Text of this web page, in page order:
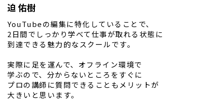
迫 佑樹
YouTubeの編集に特化していることで、
2日間でしっかり学べて仕事が取れる状態に
到達できる魅力的なスクールです。
実際に足を運んで、オフライン環境で
学ぶので、分からないところをすぐに
プロの講師に質問できることもメリットが
大きいと思います。